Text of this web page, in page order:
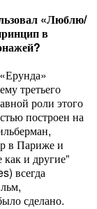
«Люблю/
в
третьего
роли этого
построен на
в Париже и
и другие”
всегда
сделано.